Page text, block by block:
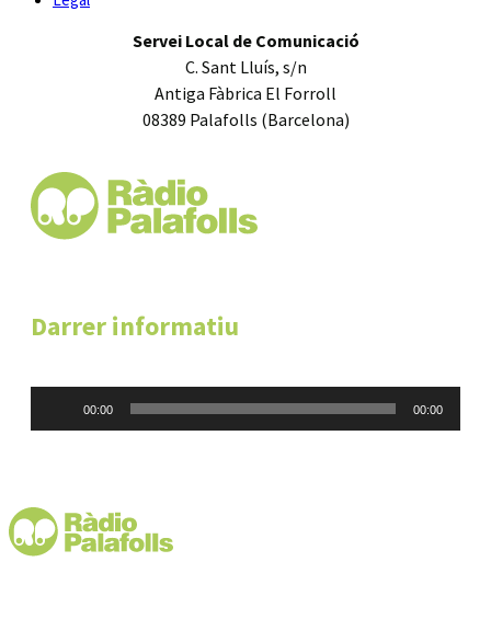
Servei Local de Comunicació
C. Sant Lluís, s/n
Antiga Fàbrica El Forroll
08389 Palafolls (Barcelona)
Darrer informatiu
00:00 00:00